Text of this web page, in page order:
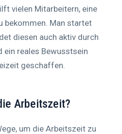
vielen Mitarbeitern, eine
bekommen. Man startet
diesen auch aktiv durch
ein reales Bewusstsein
geschaffen.
Arbeitszeit?
um die Arbeitszeit zu